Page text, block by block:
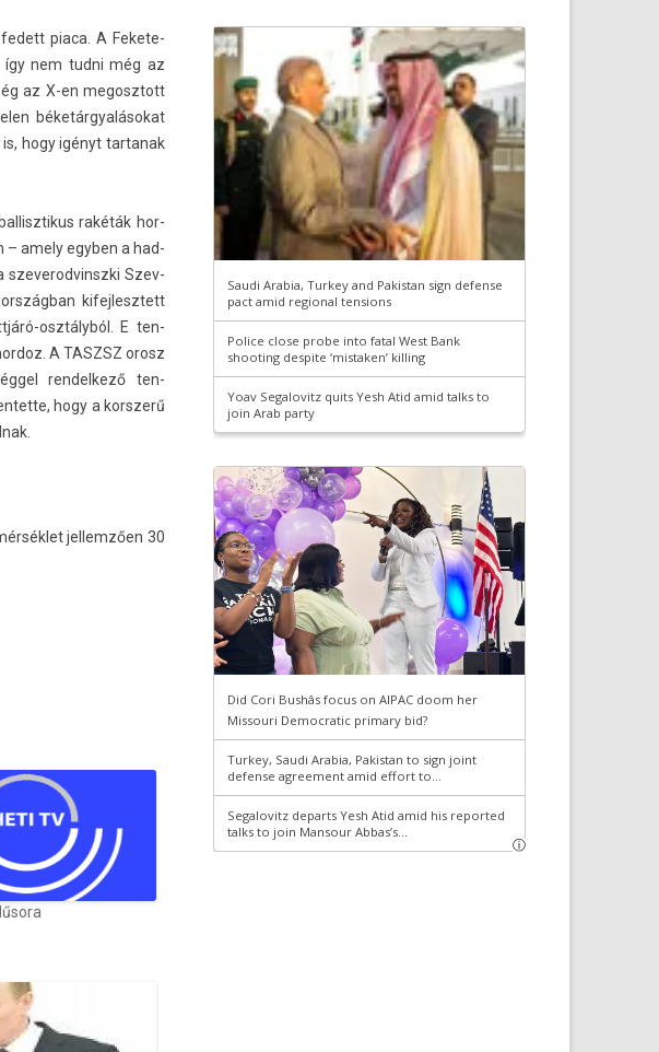
piaca. A Fekete-
így nem tudni még az
az X-en megosztott
béketárgyalásokat
hogy igényt tar­tanak
rakéták hor­
– amely egyb­en a had­
szeverod­vinszki Szev­
kifej­lesztett
osztályból. E ten­
A TASZSZ orosz
re­ndel­kező ten­
hogy a korsz­erű
jel­lemző­en 30